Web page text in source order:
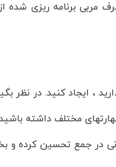
مربی برنامه ریزی شده
ارتباط دارید ، ایجاد کنید.
مختلف داشته
در جمع تحسین کرده و